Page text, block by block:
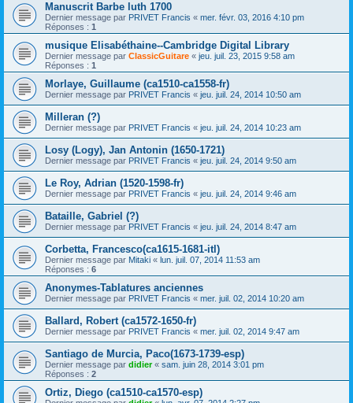
Manuscrit Barbe luth 1700
Dernier message par PRIVET Francis « mer. févr. 03, 2016 4:10 pm
Réponses : 1
musique Elisabéthaine--Cambridge Digital Library
Dernier message par ClassicGuitare « jeu. juil. 23, 2015 9:58 am
Réponses : 1
Morlaye, Guillaume (ca1510-ca1558-fr)
Dernier message par PRIVET Francis « jeu. juil. 24, 2014 10:50 am
Milleran (?)
Dernier message par PRIVET Francis « jeu. juil. 24, 2014 10:23 am
Losy (Logy), Jan Antonin (1650-1721)
Dernier message par PRIVET Francis « jeu. juil. 24, 2014 9:50 am
Le Roy, Adrian (1520-1598-fr)
Dernier message par PRIVET Francis « jeu. juil. 24, 2014 9:46 am
Bataille, Gabriel (?)
Dernier message par PRIVET Francis « jeu. juil. 24, 2014 8:47 am
Corbetta, Francesco(ca1615-1681-itl)
Dernier message par Mitaki « lun. juil. 07, 2014 11:53 am
Réponses : 6
Anonymes-Tablatures anciennes
Dernier message par PRIVET Francis « mer. juil. 02, 2014 10:20 am
Ballard, Robert (ca1572-1650-fr)
Dernier message par PRIVET Francis « mer. juil. 02, 2014 9:47 am
Santiago de Murcia, Paco(1673-1739-esp)
Dernier message par didier« sam. juin 28, 2014 3:01 pm
Réponses : 2
Ortiz, Diego (ca1510-ca1570-esp)